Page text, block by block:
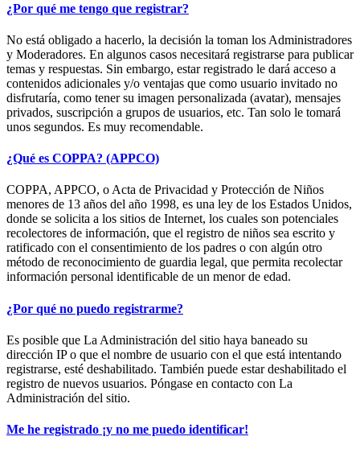
¿Por qué me tengo que registrar?
No está obligado a hacerlo, la decisión la toman los Administradores
y Moderadores. En algunos casos necesitará registrarse para publicar
temas y respuestas. Sin embargo, estar registrado le dará acceso a
contenidos adicionales y/o ventajas que como usuario invitado no
disfrutaría, como tener su imagen personalizada (avatar), mensajes
privados, suscripción a grupos de usuarios, etc. Tan solo le tomará
unos segundos. Es muy recomendable.
¿Qué es COPPA? (APPCO)
COPPA, APPCO, o Acta de Privacidad y Protección de Niños
menores de 13 años del año 1998, es una ley de los Estados Unidos,
donde se solicita a los sitios de Internet, los cuales son potenciales
recolectores de información, que el registro de niños sea escrito y
ratificado con el consentimiento de los padres o con algún otro
método de reconocimiento de guardia legal, que permita recolectar
información personal identificable de un menor de edad.
¿Por qué no puedo registrarme?
Es posible que La Administración del sitio haya baneado su
dirección IP o que el nombre de usuario con el que está intentando
registrarse, esté deshabilitado. También puede estar deshabilitado el
registro de nuevos usuarios. Póngase en contacto con La
Administración del sitio.
Me he registrado ¡y no me puedo identificar!